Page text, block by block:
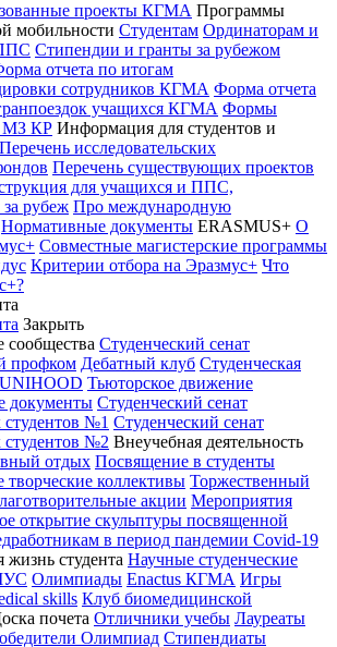
проекты КГМА Программы
мобильности Студентам Ординаторам и
Стипендии и гранты за рубежом
отчета по итогам
сотрудников КГМА Форма отчета
учащихся КГМА Формы
МЗ КР Информация для студентов и
Перечень исследовательских
Перечень существующих проектов
для учащихся и ППС,
рубеж Про международную
Нормативные документы ERASMUS+ О
Совместные магистерские программы
Критерии отбора на Эразмус+ Что
Закрыть
сообщества Студенческий сенат
профком Дебатный клуб Студенческая
UNIHOOD Тьюторское движение
документы Студенческий сенат
№1 Студенческий сенат
№2 Внеучебная деятельность
отдых Посвящение в студенты
творческие коллективы Торжественный
акции Мероприятия
открытие скульптуры посвященной
в период пандемии Covid-19
жизнь студента Научные студенческие
Олимпиады Enactus КГМА Игры
skills Клуб биомедицинской
почета Отличники учебы Лауреаты
Олимпиад Стипендиаты